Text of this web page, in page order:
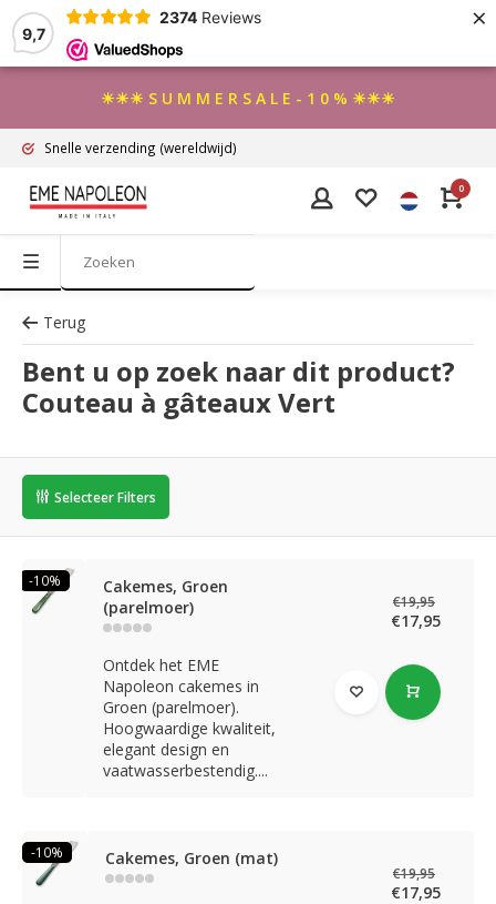
9,7
2374 Reviews ×
☀☀☀ S U M M E R S A L E - 1 0 % ☀☀☀
Snelle verzending (wereldwijd)
0
Terug
Bent u op zoek naar dit product?
Couteau à gâteaux Vert
Selecteer Filters
-10%
Cakemes, Groen
(parelmoer)
Ontdek het EME
Napoleon cakemes in
Groen (parelmoer).
Hoogwaardige kwaliteit,
elegant design en
vaatwasserbestendig....
€19,95
€17,95
-10% Cakemes, Groen (mat)
€19,95
€17,95